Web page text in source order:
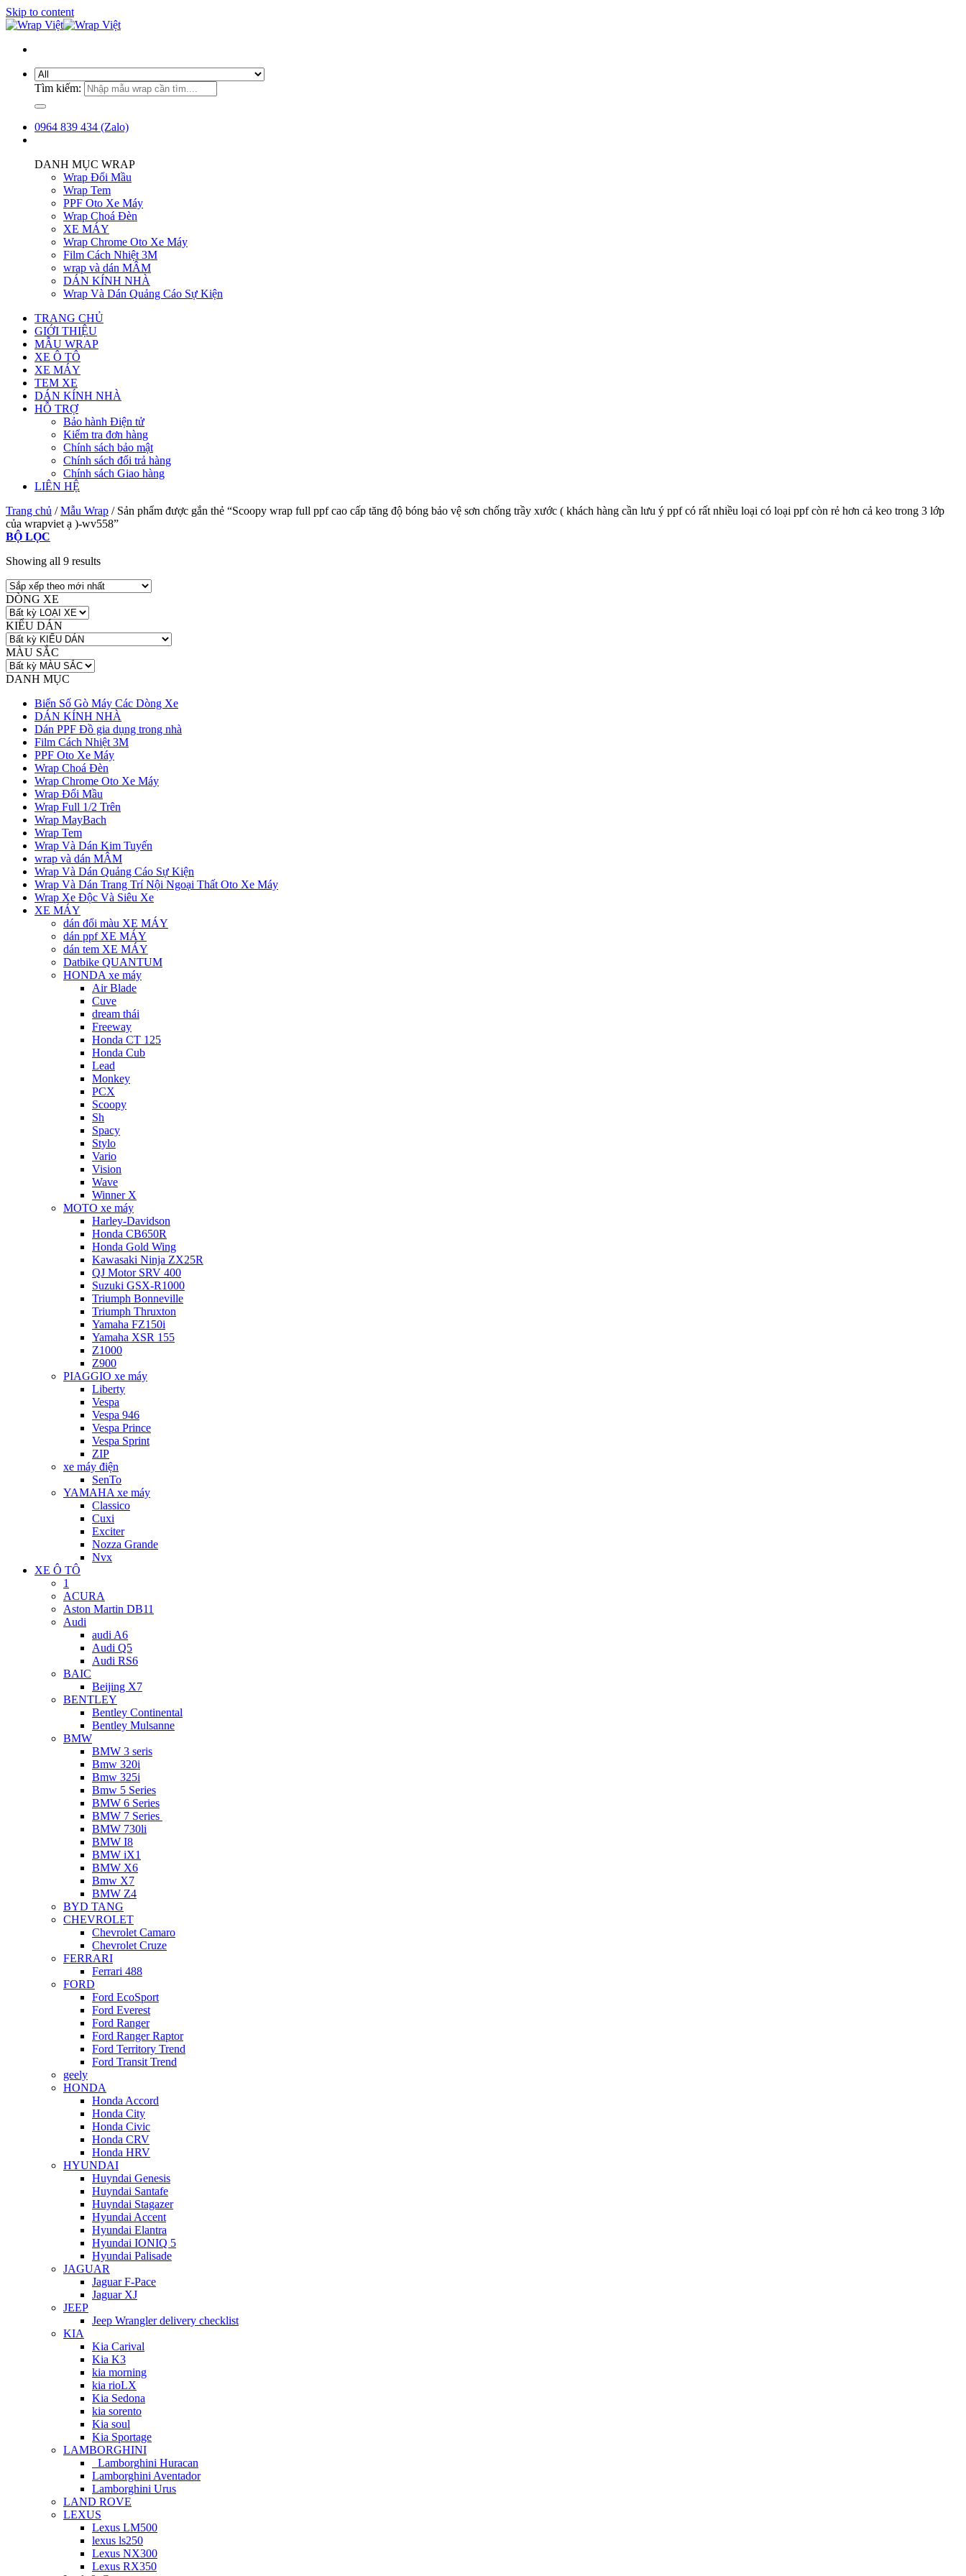
Skip to content
Tìm kiếm:
0964 839 434 (Zalo)
DANH MỤC WRAP
Wrap Đổi Mầu
Wrap Tem
PPF Oto Xe Máy
Wrap Choá Đèn
XE MÁY
Wrap Chrome Oto Xe Máy
Film Cách Nhiệt 3M
wrap và dán MÂM
DÁN KÍNH NHÀ
Wrap Và Dán Quảng Cáo Sự Kiện
TRANG CHỦ
GIỚI THIỆU
MẪU WRAP
XE Ô TÔ
XE MÁY
TEM XE
DÁN KÍNH NHÀ
HỖ TRỢ
Bảo hành Điện tử
Kiểm tra đơn hàng
Chính sách bảo mật
Chính sách đổi trả hàng
Chính sách Giao hàng
LIÊN HỆ
Trang chủ / Mẫu Wrap /Sản phẩm được gắn thẻ “Scoopy wrap full ppf cao cấp tăng độ bóng bảo vệ sơn chống trầy xước ( khách hàng cần lưu ý ppf có rất nhiều loại có loại ppf còn rẻ hơn cả keo trong 3 lớp
của wrapviet ạ )-wv558”
BỘ LỌC
Showing all 9 results
DÒNG XE
KIỂU DÁN
MÀU SẮC
DANH MỤC
Biển Số Gò Máy Các Dòng Xe
DÁN KÍNH NHÀ
Dán PPF Đồ gia dụng trong nhà
Film Cách Nhiệt 3M
PPF Oto Xe Máy
Wrap Choá Đèn
Wrap Chrome Oto Xe Máy
Wrap Đổi Mầu
Wrap Full 1/2 Trên
Wrap MayBach
Wrap Tem
Wrap Và Dán Kim Tuyến
wrap và dán MÂM
Wrap Và Dán Quảng Cáo Sự Kiện
Wrap Và Dán Trang Trí Nội Ngoại Thất Oto Xe Máy
Wrap Xe Độc Và Siêu Xe
XE MÁY
dán đổi màu XE MÁY
dán ppf XE MÁY
dán tem XE MÁY
Datbike QUANTUM
HONDA xe máy
Air Blade
Cuve
dream thái
Freeway
Honda CT 125
Honda Cub
Lead
Monkey
PCX
Scoopy
Sh
Spacy
Stylo
Vario
Vision
Wave
Winner X
MOTO xe máy
Harley-Davidson
Honda CB650R
Honda Gold Wing
Kawasaki Ninja ZX25R
QJ Motor SRV 400
Suzuki GSX-R1000
Triumph Bonneville
Triumph Thruxton
Yamaha FZ150i
Yamaha XSR 155
Z1000
Z900
PIAGGIO xe máy
Liberty
Vespa
Vespa 946
Vespa Prince
Vespa Sprint
ZIP
xe máy điện
SenTo
YAMAHA xe máy
Classico
Cuxi
Exciter
Nozza Grande
Nvx
XE Ô TÔ
1
ACURA
Aston Martin DB11
Audi
audi A6
Audi Q5
Audi RS6
BAIC
Beijing X7
BENTLEY
Bentley Continental
Bentley Mulsanne
BMW
BMW 3 seris
Bmw 320i
Bmw 325i
Bmw 5 Series
BMW 6 Series
BMW 7 Series
BMW 730li
BMW I8
BMW iX1
BMW X6
Bmw X7
BMW Z4
BYD TANG
CHEVROLET
Chevrolet Camaro
Chevrolet Cruze
FERRARI
Ferrari 488
FORD
Ford EcoSport
Ford Everest
Ford Ranger
Ford Ranger Raptor
Ford Territory Trend
Ford Transit Trend
geely
HONDA
Honda Accord
Honda City
Honda Civic
Honda CRV
Honda HRV
HYUNDAI
Huyndai Genesis
Huyndai Santafe
Huyndai Stagazer
Hyundai Accent
Hyundai Elantra
Hyundai IONIQ 5
Hyundai Palisade
JAGUAR
Jaguar F-Pace
Jaguar XJ
JEEP
Jeep Wrangler delivery checklist
KIA
Kia Carival
Kia K3
kia morning
kia rioLX
Kia Sedona
kia sorento
Kia soul
Kia Sportage
LAMBORGHINI
Lamborghini Huracan
Lamborghini Aventador
Lamborghini Urus
LAND ROVE
LEXUS
Lexus LM500
lexus ls250
Lexus NX300
Lexus RX350